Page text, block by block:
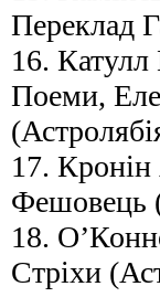
Переклад
16. Катулл
Поеми,
17.
Фешовець
18.
Стріхи